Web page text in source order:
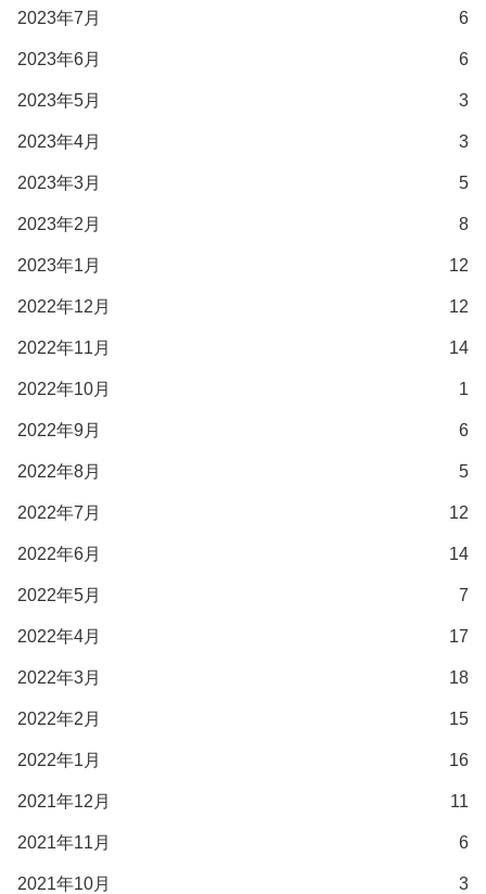
2023年7月 6
2023年6月 6
2023年5月 3
2023年4月 3
2023年3月 5
2023年2月 8
2023年1月 12
2022年12月 12
2022年11月 14
2022年10月 1
2022年9月 6
2022年8月 5
2022年7月 12
2022年6月 14
2022年5月 7
2022年4月 17
2022年3月 18
2022年2月 15
2022年1月 16
2021年12月 11
2021年11月 6
2021年10月 3